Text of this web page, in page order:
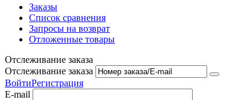
Заказы
Список сравнения
Запросы на возврат
Отложенные товары
Отслеживание заказа
Отслеживание заказа
ВойтиРегистрация
E-mail